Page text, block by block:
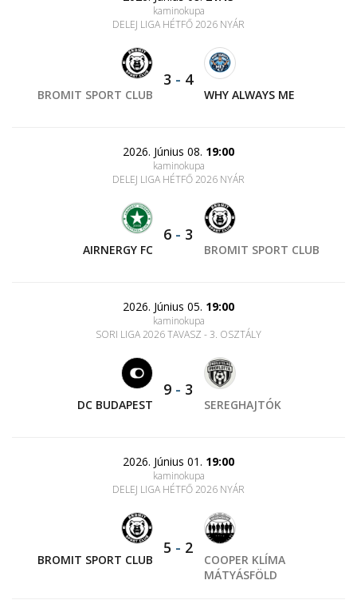
kaminokupa
DELEJ LIGA HÉTFŐ 2026 NYÁR
BROMIT SPORT CLUB
3 - 4
WHY ALWAYS ME
2026. Június 08. 19:00
kaminokupa
DELEJ LIGA HÉTFŐ 2026 NYÁR
AIRNERGY FC
6 - 3
BROMIT SPORT CLUB
2026. Június 05. 19:00
kaminokupa
SORI LIGA 2026 TAVASZ - 3. OSZTÁLY
DC BUDAPEST
9 - 3
SEREGHAJTÓK
2026. Június 01. 19:00
kaminokupa
DELEJ LIGA HÉTFŐ 2026 NYÁR
BROMIT SPORT CLUB
5 - 2
COOPER KLÍMA
MÁTYÁSFÖLD